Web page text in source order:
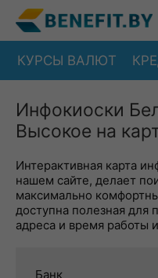
КУРСЫ ВАЛЮТ
Инфокиоски
Высокое на
Интерактивная карта
нашем сайте, делает
максимально
доступна полезная для
адреса и время работы
Банк